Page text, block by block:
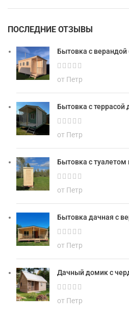
ПОСЛЕДНИЕ ОТЗЫВЫ
Бытовка с верандой
от Петр
Бытовка с террасой
от Петр
Бытовка с туалетом
от Петр
Бытовка дачная с
от Петр
Дачный домик с
от Петр